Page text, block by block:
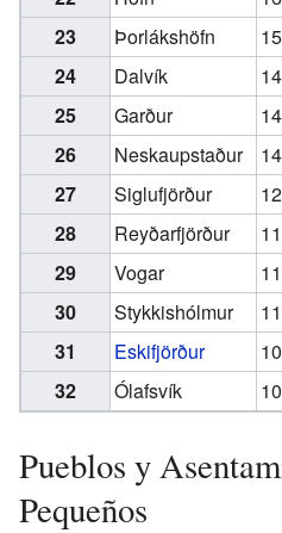
23
Þorlákshöfn
24
Dalvík
25
Garður
26
Neskaupstaður
27
Siglufjörður
28
Reyðarfjörður
29
Vogar
30
Stykkishólmur
31
Eskifjörður
32
Ólafsvík
Pueblos y
Pequeños